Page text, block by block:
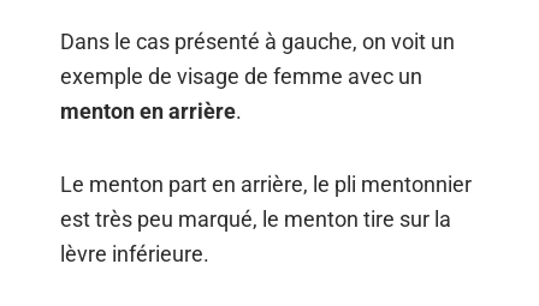
Dans le cas présenté à gauche, on voit un
exemple de visage de femme avec un
menton en arrière.
Le menton part en arrière, le pli mentonnier
est très peu marqué, le menton tire sur la
lèvre inférieure.